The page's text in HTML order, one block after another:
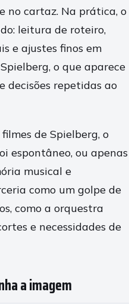
no cartaz. Na prática, o
leitura de roteiro,
e ajustes finos em
o que aparece
decisões repetidas ao
de Spielberg, o
espontâneo, ou apenas
musical e
como um golpe de
como a orquestra
e necessidades de
a imagem